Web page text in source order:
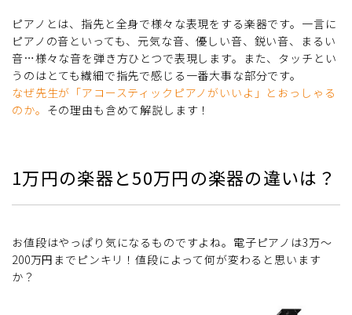
ピアノとは、指先と全身で様々な表現をする楽器です。一言に
ピアノの音といっても、元気な音、優しい音、鋭い音、まるい
音…様々な音を弾き方ひとつで表現します。また、タッチとい
うのはとても繊細で指先で感じる一番大事な部分です。
なぜ先生が「アコースティックピアノがいいよ」とおっしゃる
のか。 その理由も含めて解説します！
1万円の楽器と50万円の楽器の違いは？
お値段はやっぱり気になるものですよね。電子ピアノは3万～
200万円までピンキリ！値段によって何が変わると思います
か？